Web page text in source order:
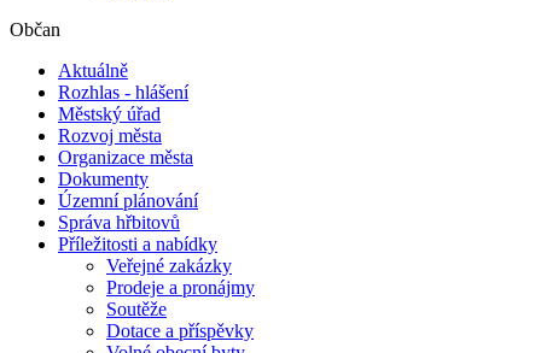
Občan
Aktuálně
Rozhlas - hlášení
Městský úřad
Rozvoj města
Organizace města
Dokumenty
Územní plánování
Správa hřbitovů
Příležitosti a nabídky
Veřejné zakázky
Prodeje a pronájmy
Soutěže
Dotace a příspěvky